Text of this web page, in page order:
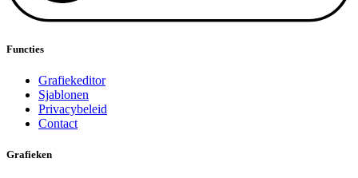
Functies
Grafiekeditor
Sjablonen
Privacybeleid
Contact
Grafieken